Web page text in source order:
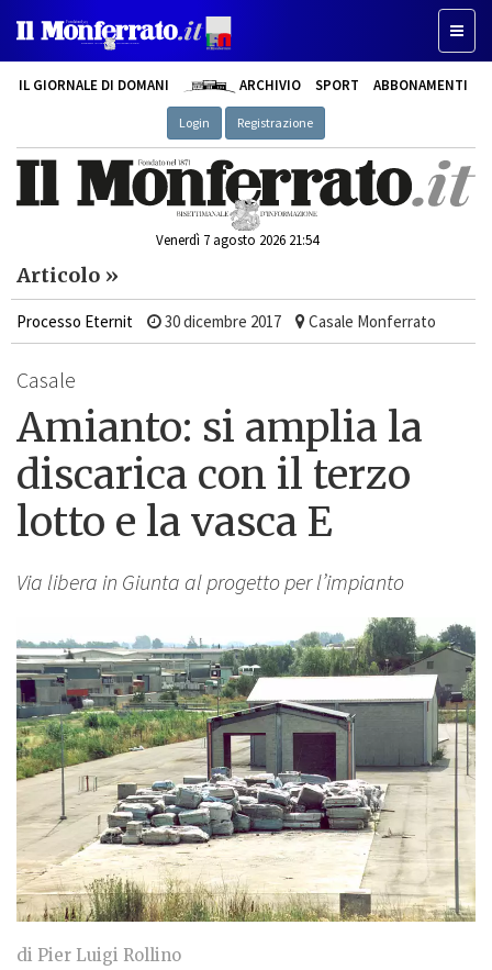
IL GIORNALE DI DOMANI ARCHIVIO SPORT ABBONAMENTI
Login Registrazione
Venerdì 7 agosto 2026 21:54
Articolo »
Processo Eternit 30 dicembre 2017 Casale Monferrato
Casale
Amianto: si amplia la
discarica con il terzo
lotto e la vasca E
Via libera in Giunta al progetto per l’impianto
di Pier Luigi Rollino